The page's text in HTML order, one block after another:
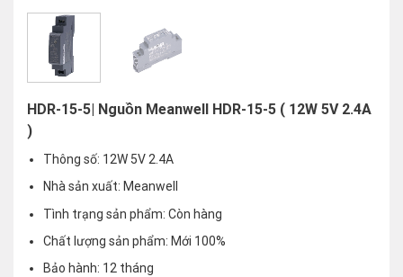
HDR-15-5| Nguồn Meanwell HDR-15-5 ( 12W 5V 2.4A
)
Thông số: 12W 5V 2.4A
Nhà sản xuất: Meanwell
Tình trạng sản phẩm: Còn hàng
Chất lượng sản phẩm: Mới 100%
Bảo hành: 12 tháng